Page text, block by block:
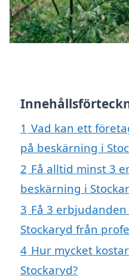
1 Vad kan ett
på beskärning i
2 Få alltid minst 3
beskärning i
3 Få 3
Stockaryd från
4 Hur mycket
Stockaryd?